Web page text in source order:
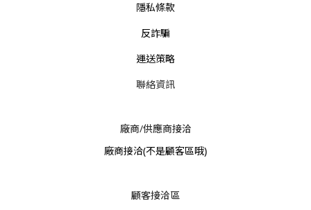
隱私條款
反詐騙
運送策略
聯絡資訊
廠商/供應商接洽
廠商接洽(不是顧客區哦)
顧客接洽區